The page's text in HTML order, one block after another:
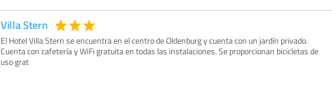
Villa Stern
El Hotel Villa Stern se encuentra en el centro de Oldenburg y cuenta con un jardín privado.
Cuenta con cafetería y WiFi gratuita en todas las instalaciones. Se proporcionan bicicletas de
uso grat